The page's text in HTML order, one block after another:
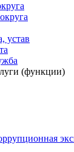
устав
(функции)